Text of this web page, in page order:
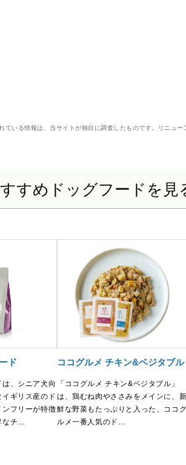
ている情報は、当サイトが独自に調査したものです。リニュ
すめドッグフードを見
ド
は、シニア犬向
イギリス産のド
ンフリーが特徴
なチ…
ココグルメ チキン&ベジタブル
「ココグルメ チキン&ベジタブル」
は、鶏むね肉やささみをメインに、
鮮な野菜もたっぷりと入った、ココ
ルメ一番人気のド…